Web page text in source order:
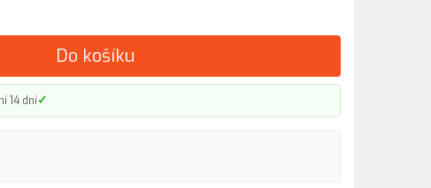
Do košíku
14 dní✓